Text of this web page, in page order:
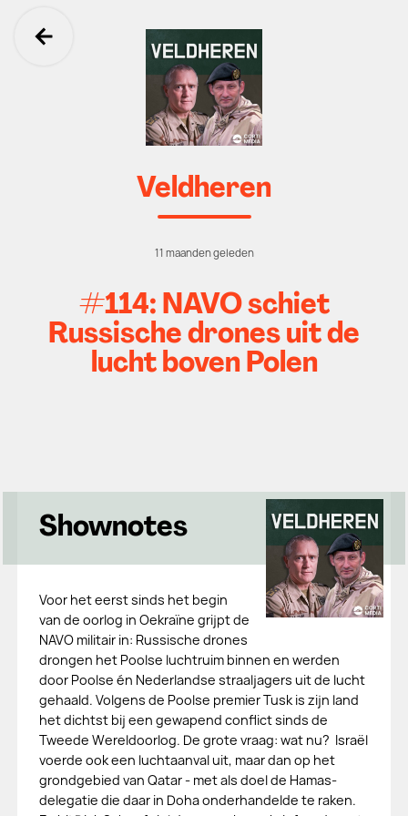
Ga terug
Veldheren
11 maanden geleden
#114: NAVO schiet
Russische drones uit de
lucht boven Polen
Shownotes
Voor het eerst sinds het begin
van de oorlog in Oekraïne grijpt de
NAVO militair in: Russische drones
drongen het Poolse luchtruim binnen en werden
door Poolse én Nederlandse straaljagers uit de lucht
gehaald. Volgens de Poolse premier Tusk is zijn land
het dichtst bij een gewapend conflict sinds de
Tweede Wereldoorlog. De grote vraag: wat nu? Israël
voerde ook een luchtaanval uit, maar dan op het
grondgebied van Qatar - met als doel de Hamas-
delegatie die daar in Doha onderhandelde te raken.